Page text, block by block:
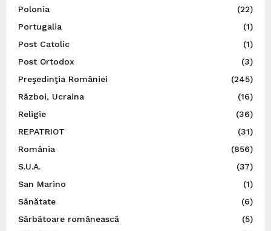
Polonia
(22)
Portugalia
(1)
Post Catolic
(1)
Post Ortodox
(3)
Preşedinţia României
(245)
Război, Ucraina
(16)
Religie
(36)
REPATRIOT
(31)
România
(856)
S.U.A.
(37)
San Marino
(1)
Sănătate
(6)
Sărbătoare românească
(5)